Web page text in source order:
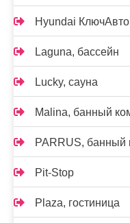
Hyundai
Laguna, бассейн
Lucky, сауна
Malina, банный
PARRUS, банный
Pit-Stop
Plaza, гостиница